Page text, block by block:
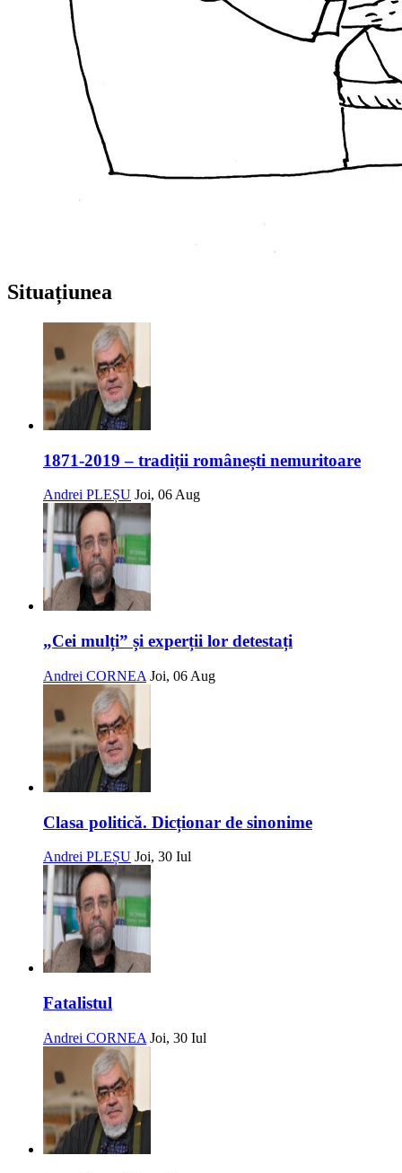
Situațiunea
1871-2019 – tradiții românești nemuritoare
Andrei PLEȘU Joi, 06 Aug
„Cei mulți” și experții lor detestați
Andrei CORNEA Joi, 06 Aug
Clasa politică. Dicționar de sinonime
Andrei PLEȘU Joi, 30 Iul
Fatalistul
Andrei CORNEA Joi, 30 Iul